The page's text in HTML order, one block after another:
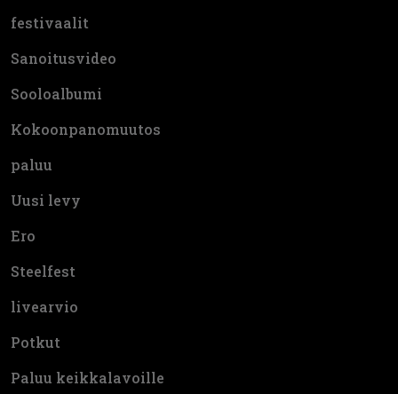
festivaalit
Sanoitusvideo
Sooloalbumi
Kokoonpanomuutos
paluu
Uusi levy
Ero
Steelfest
livearvio
Potkut
Paluu keikkalavoille